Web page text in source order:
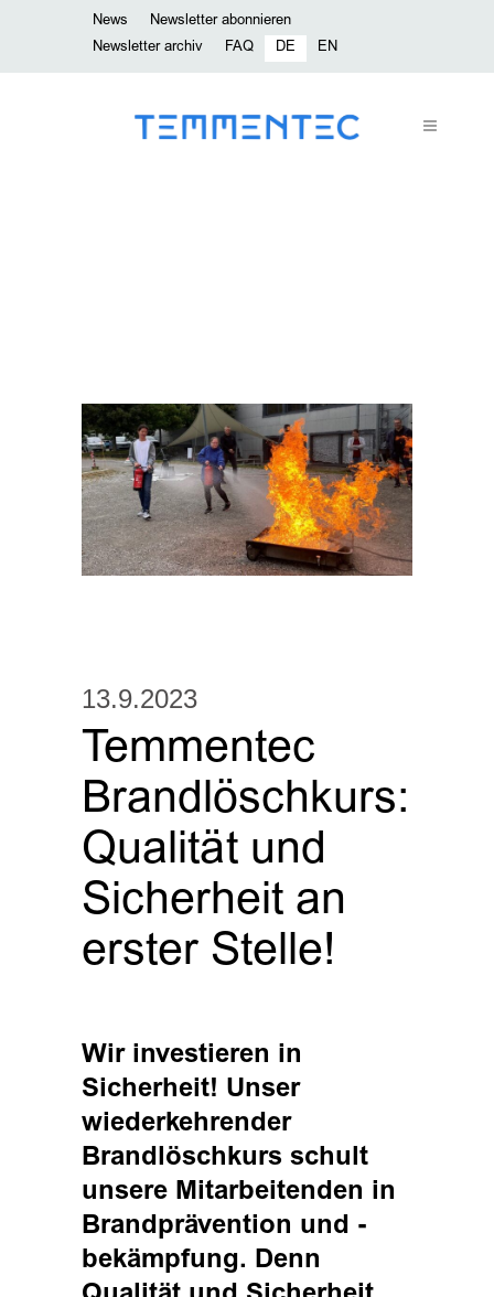
News
Newsletter abonnieren
Newsletter archiv
FAQ DE EN
13.9.2023
Temmentec
Brandlöschkurs:
Qualität und
Sicherheit an
erster Stelle!
Wir investieren in
Sicherheit! Unser
wiederkehrender
Brandlöschkurs schult
unsere Mitarbeitenden in
Brandprävention und -
bekämpfung. Denn